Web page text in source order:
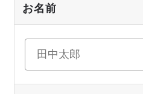
お名前